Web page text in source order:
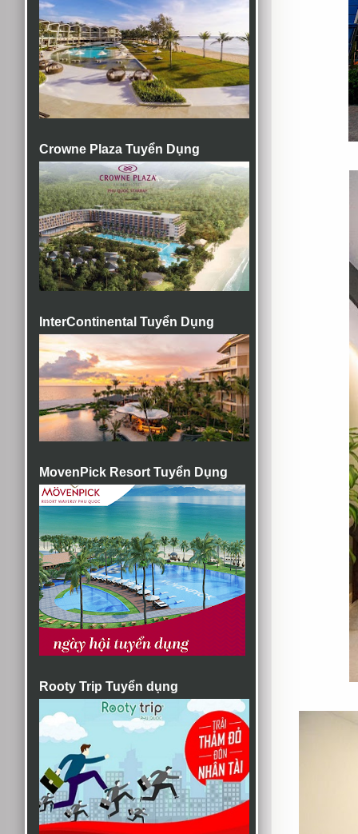
Crowne Plaza Tuyển Dụng
InterContinental Tuyển Dụng
MovenPick Resort Tuyển Dụng
Rooty Trip Tuyển dụng